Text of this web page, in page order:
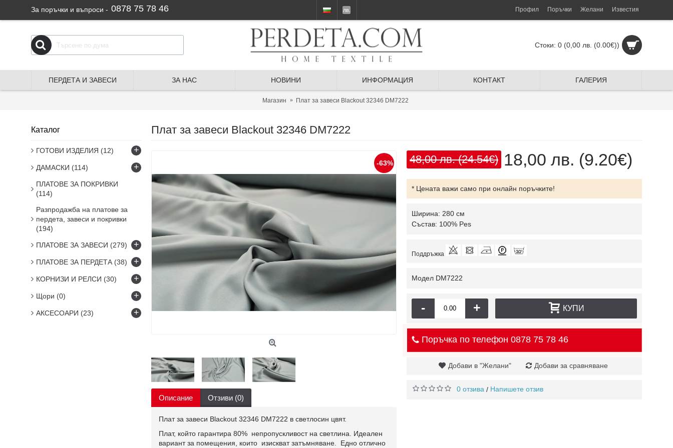
За поръчки и въпроси - 0878 75 78 46 лв. Профил Поръчки Желани Известия
Стоки: 0 (0,00 лв. (0.00€))
ПЕРДЕТА И ЗАВЕСИ ЗА НАС НОВИНИ ИНФОРМАЦИЯ КОНТАКТ ГАЛЕРИЯ
Магазин Плат за завеси Blackout 32346 DM7222
Каталог
ГОТОВИ ИЗДЕЛИЯ (12) +
ДАМАСКИ (114) +
ПЛАТОВЕ ЗА ПОКРИВКИ
(114)
Разпродажба на платове за
пердета, завеси и покривки
(194)
ПЛАТОВЕ ЗА ЗАВЕСИ (279) +
ПЛАТОВЕ ЗА ПЕРДЕТА (38) +
КОРНИЗИ И РЕЛСИ (30) +
Щори (0) +
АКСЕСОАРИ (23) +
Плат за завеси Blackout 32346 DM7222
-63%
Описание Отзиви (0)
Плат за завеси Blackout 32346 DM7222 в светлосин цвят.
Плат, който гарантира 80% непропускливост на светлина. Идеален
вариант за помещения, които изискват затъмняване. Едно отлично
48,00 лв.(24.54€) 18,00 лв. (9.20€)
* Цената важи само при онлайн поръчките!
Ширина: 280 см
Състав: 100% Pes
Поддръжка
Модел DM7222
- + КУПИ
Поръчка по телефон0878 75 78 46
Добави в "Желани" Добави за сравняване
0 отзива / Напишете отзив